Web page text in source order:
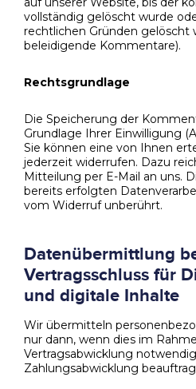
vollständig gelöscht wurde
rechtlichen Gründen gelöscht
beleidigende Kommentare).
Rechtsgrundlage
Die Speicherung der
Grundlage Ihrer Einwilligung
Sie können eine von Ihnen
jederzeit widerrufen. Dazu
Mitteilung per E-Mail an uns.
bereits erfolgten
vom Widerruf unberührt.
Datenübermittlung
Vertragsschluss für
und digitale Inhalte
Wir übermitteln
nur dann, wenn dies im
Vertragsabwicklung
Zahlungsabwicklung